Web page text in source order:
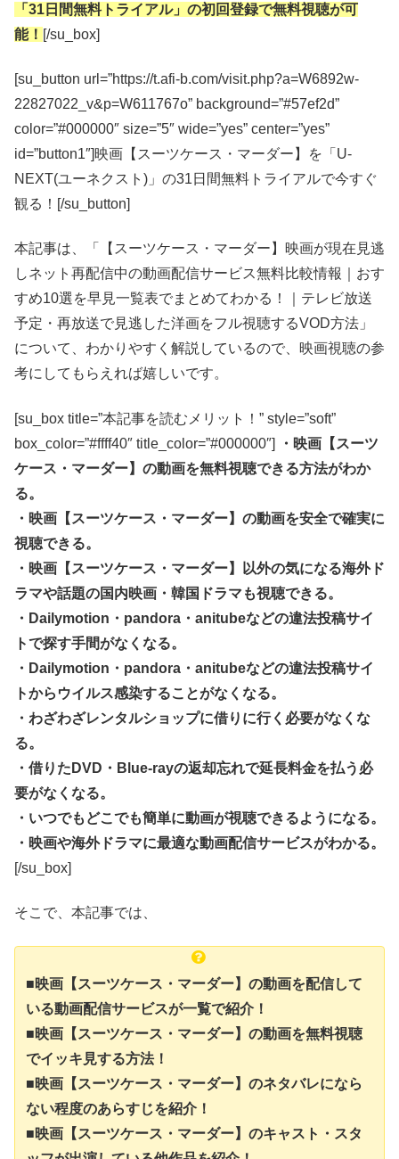
「31日間無料トライアル」の初回登録で無料視聴が可
能！ [/su_box]
[su_button url=”https://t.afi-b.com/visit.php?a=W6892w-
22827022_v&p=W611767o” background=”#57ef2d”
color=”#000000″ size=”5″ wide=”yes” center=”yes”
id=”button1″]映画【スーツケース・マーダー】を「U-
NEXT(ユーネクスト)」の31日間無料トライアルで今すぐ
観る！[/su_button]
本記事は、「【スーツケース・マーダー】映画が現在見逃
しネット再配信中の動画配信サービス無料比較情報｜おす
すめ10選を早見一覧表でまとめてわかる！｜テレビ放送
予定・再放送で見逃した洋画をフル視聴するVOD方法」
について、わかりやすく解説しているので、映画視聴の参
考にしてもらえれば嬉しいです。
[su_box title=”本記事を読むメリット！” style=”soft”
box_color=”#ffff40″ title_color=”#000000″]
・映画【スーツ
ケース・マーダー】の動画を無料視聴できる方法がわか
る。
・映画【スーツケース・マーダー】の動画を安全で確実に
視聴できる。
・映画【スーツケース・マーダー】以外の気になる海外ド
ラマや話題の国内映画・韓国ドラマも視聴できる。
・Dailymotion・pandora・anitubeなどの違法投稿サイ
トで探す手間がなくなる。
・Dailymotion・pandora・anitubeなどの違法投稿サイ
トからウイルス感染することがなくなる。
・わざわざレンタルショップに借りに行く必要がなくな
る。
・借りたDVD・Blue-rayの返却忘れで延長料金を払う必
要がなくなる。
・いつでもどこでも簡単に動画が視聴できるようになる。
・映画や海外ドラマに最適な動画配信サービスがわかる。
[/su_box]
そこで、本記事では、
■映画【スーツケース・マーダー】の動画を配信して
いる動画配信サービスが一覧で紹介！
■映画【スーツケース・マーダー】の動画を無料視聴
でイッキ見する方法！
■映画【スーツケース・マーダー】のネタバレになら
ない程度のあらすじを紹介！
■映画【スーツケース・マーダー】のキャスト・スタ